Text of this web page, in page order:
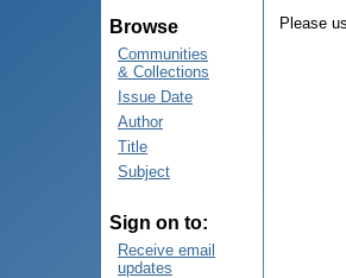
Browse
Communities
& Collections
Issue Date
Author
Title
Subject
Sign on to:
Receive email
updates
Please